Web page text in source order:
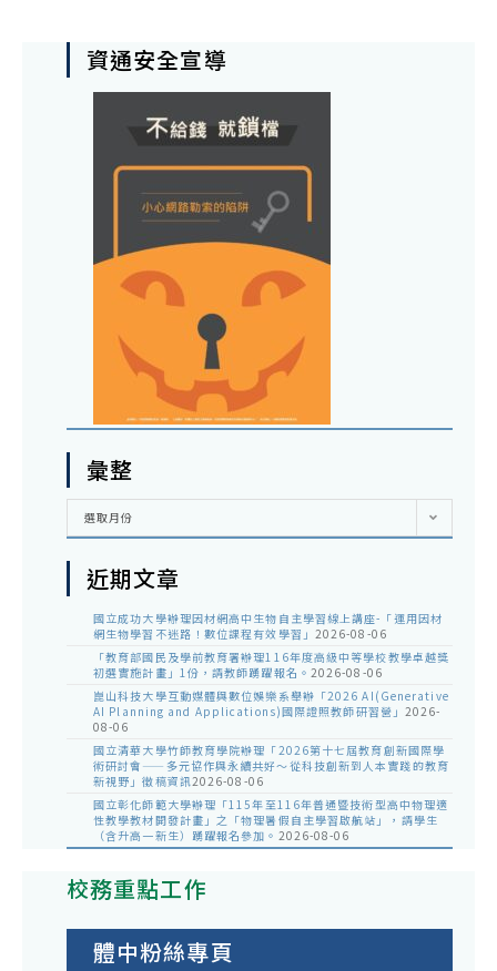
資通安全宣導
彙整
彙
選取月份
近期文章
國立成功大學辦理因材網高中生物自主學習線上講座-「運用因材
網生物學習不迷路！數位課程有效學習」 2026-08-06
「教育部國民及學前教育署辦理116年度高級中等學校教學卓越獎
初選實施計畫」1份，請教師踴躍報名。 2026-08-06
崑山科技大學互動媒體與數位娛樂系舉辦「2026 AI(Generative
AI Planning and Applications)國際證照教師研習營」 2026-
08-06
國立清華大學竹師教育學院辦理「2026第十七屆教育創新國際學
術研討會——多元協作與永續共好～從科技創新到人本實踐的教育
新視野」徵稿資訊2026-08-06
國立彰化師範大學辦理「115年至116年普通暨技術型高中物理適
性教學教材開發計畫」之「物理暑假自主學習啟航站」，請學生
（含升高一新生）踴躍報名參加。 2026-08-06
校務重點工作
體中粉絲專頁